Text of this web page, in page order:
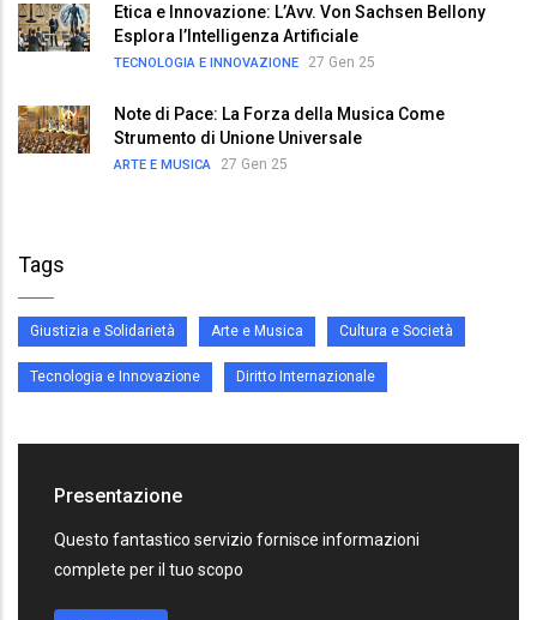
Etica e Innovazione: L’Avv. Von Sachsen Bellony
Esplora l’Intelligenza Artificiale
TECNOLOGIA E INNOVAZIONE 27 Gen 25
Note di Pace: La Forza della Musica Come
Strumento di Unione Universale
ARTE E MUSICA 27 Gen 25
Tags
Giustizia e Solidarietà Arte e Musica Cultura e Società
Tecnologia e Innovazione Diritto Internazionale
Presentazione
Questo fantastico servizio fornisce informazioni
complete per il tuo scopo